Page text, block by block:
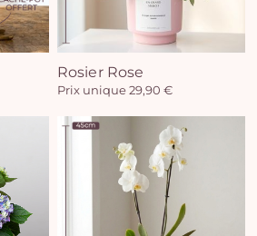
Rosier Rose
Prix unique 29,90 €